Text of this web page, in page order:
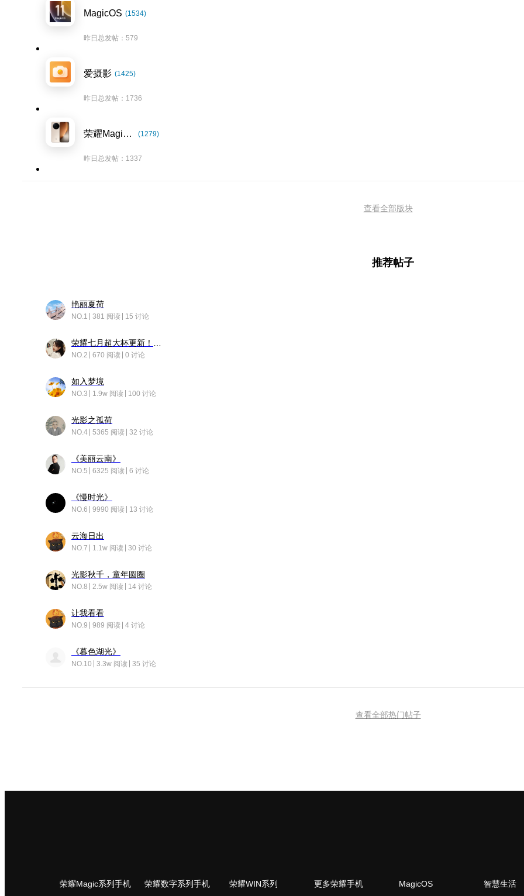
MagicOS (1534)
昨日总发帖：579
爱摄影 (1425)
昨日总发帖：1736
荣耀Magic8系列 (1279)
昨日总发帖：1337
查看全部版块
推荐帖子
艳丽夏荷
NO.1 381 阅读 15 讨论
NO.2 670 阅读 0 讨论
如入梦境
NO.3 1.9w 阅读 100 讨论
光影之孤荷
NO.4 5365 阅读 32 讨论
《美丽云南》
NO.5 6325 阅读 6 讨论
《慢时光》
NO.6 9990 阅读 13 讨论
云海日出
NO.7 1.1w 阅读 30 讨论
光影秋千，童年圆圈
NO.8 2.5w 阅读 14 讨论
让我看看
NO.9 989 阅读 4 讨论
《暮色湖光》
NO.10 3.3w 阅读 35 讨论
查看全部热门帖子
荣耀Magic系列手机 荣耀数字系列手机 荣耀WIN系列 更多荣耀手机 MagicOS 智慧生活